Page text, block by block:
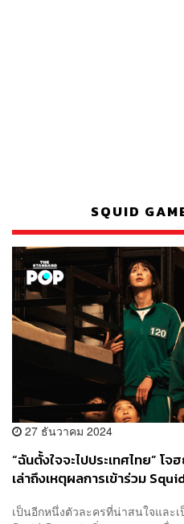
SQUID
27 ธันวาคม 2024
“ฉันตั้งใจจะไปประเทศไทย” โ
เล่าถึงเหตุผลการเข้าร่วม
เป็นอีกหนึ่งตัวละครที่น่าสนใจและ